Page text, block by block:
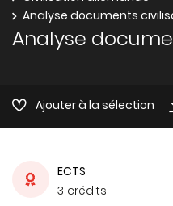
Analyse documents
Analyse
Ajouter à la sélection
ECTS
3 crédits